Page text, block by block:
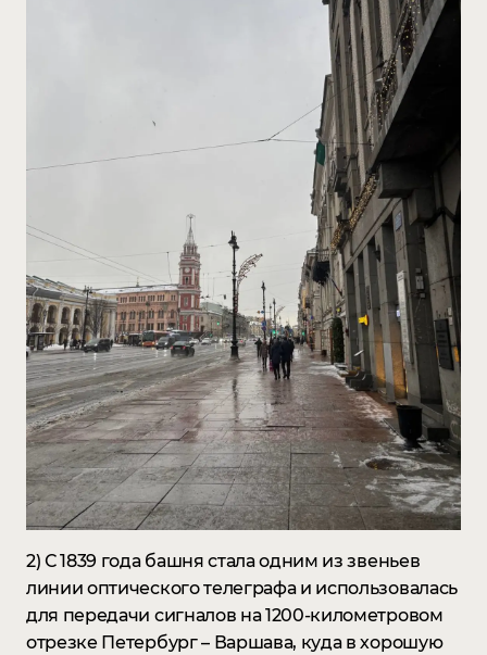
2) С 1839 года башня стала одним из звеньев
линии оптического телеграфа и использовалась
для передачи сигналов на 1200-километровом
отрезке Петербург – Варшава, куда в хорошую